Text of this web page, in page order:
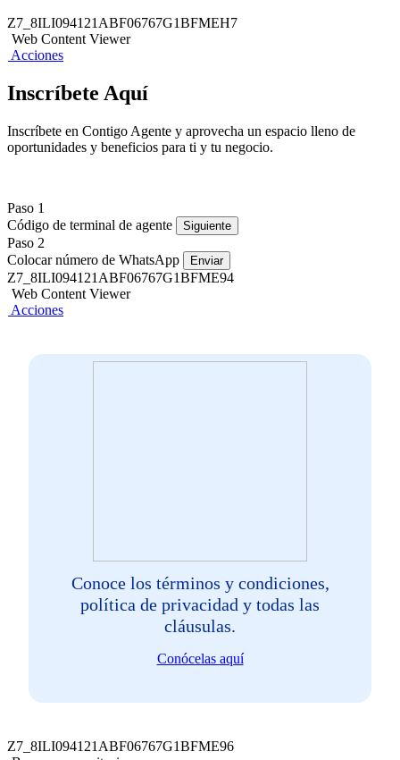
Z7_8ILI094121ABF06767G1BFMEH7
Web Content Viewer
Acciones
Inscríbete Aquí
Inscríbete en Contigo Agente y aprovecha un espacio lleno de
oportunidades y beneficios para ti y tu negocio.​
Paso 1
Código de terminal de agente
Siguiente
Paso 2
Colocar número de WhatsApp
Enviar
Z7_8ILI094121ABF06767G1BFME94
Web Content Viewer
Acciones
Conoce los términos y condiciones,
política de privacidad y todas las
cláusulas.
Conócelas aquí
Z7_8ILI094121ABF06767G1BFME96